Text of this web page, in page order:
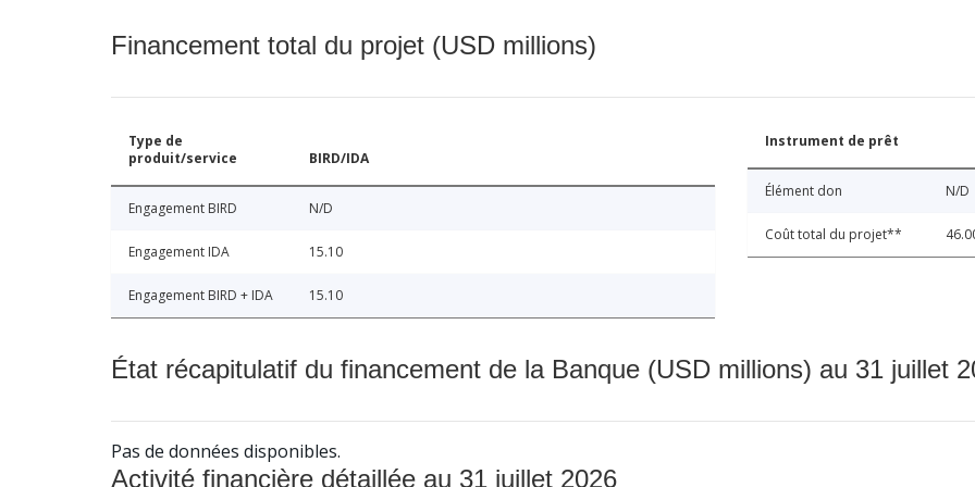
Financement total du projet (USD millions)
Type de
produit/service
BIRD/IDA
Engagement BIRD N/D
Engagement IDA 15.10
Engagement BIRD + IDA 15.10
Instrument de prêt
Élément don N/D
Coût total du projet**
État récapitulatif du financement de la Banque (USD millions) au 31 juillet
Pas de données disponibles.
Activité financière détaillée au 31 juillet 2026